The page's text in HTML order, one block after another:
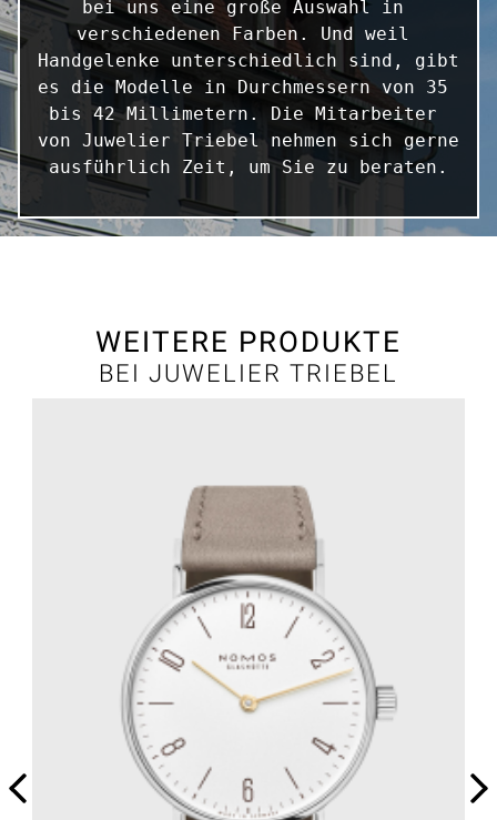
bei uns eine große Auswahl in
verschiedenen Farben. Und weil
Handgelenke unterschiedlich sind, gibt
es die Modelle in Durchmessern von 35
bis 42 Millimetern. Die Mitarbeiter
von Juwelier Triebel nehmen sich gerne
ausführlich Zeit, um Sie zu beraten.
WEITERE PRODUKTE
BEI JUWELIER TRIEBEL